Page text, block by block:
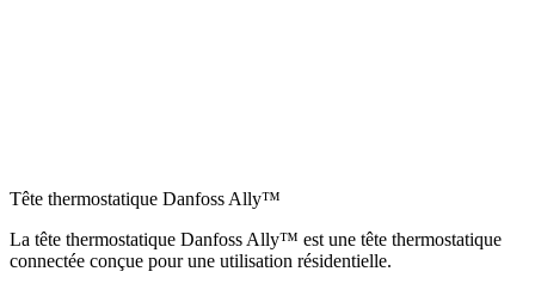
Tête thermostatique Danfoss Ally™
La tête thermostatique Danfoss Ally™ est une tête thermostatique
connectée conçue pour une utilisation résidentielle.